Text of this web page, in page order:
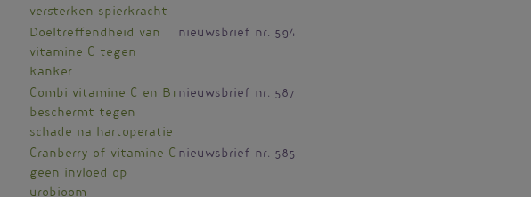
versterken spierkracht
Doeltreffendheid van
vitamine C tegen
kanker
nieuwsbrief nr. 594
Combi vitamine C en B1
beschermt tegen
schade na hartoperatie
nieuwsbrief nr. 587
Cranberry of vitamine C
geen invloed op
urobioom
nieuwsbrief nr. 585